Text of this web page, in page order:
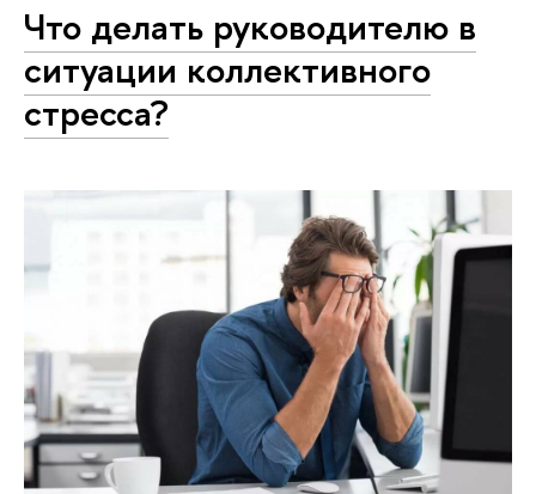
Что делать руководителю в
ситуации коллективного
стресса?